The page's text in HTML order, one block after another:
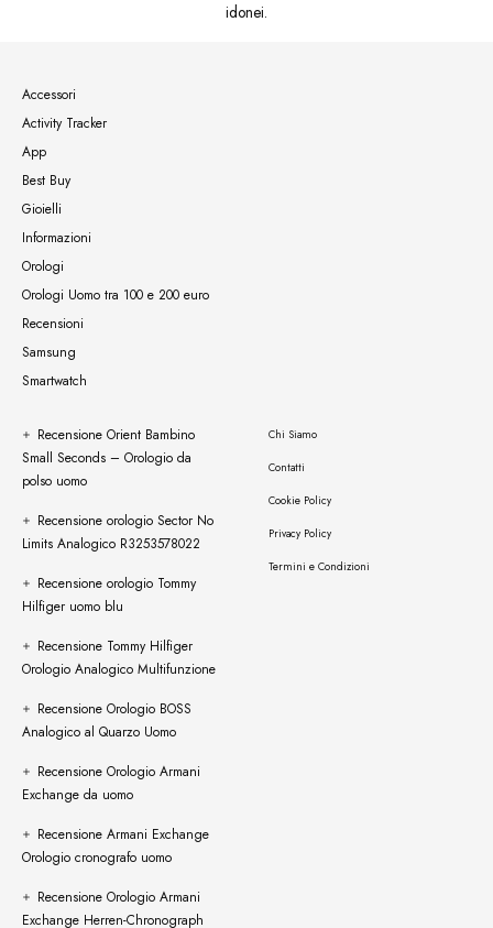
idonei.
Accessori
Activity Tracker
App
Best Buy
Gioielli
Informazioni
Orologi
Orologi Uomo tra 100 e 200 euro
Recensioni
Samsung
Smartwatch
Recensione Orient Bambino
Small Seconds – Orologio da
polso uomo
Recensione orologio Sector No
Limits Analogico R3253578022
Recensione orologio Tommy
Hilfiger uomo blu
Recensione Tommy Hilfiger
Orologio Analogico Multifunzione
Recensione Orologio BOSS
Analogico al Quarzo Uomo
Recensione Orologio Armani
Exchange da uomo
Recensione Armani Exchange
Orologio cronografo uomo
Recensione Orologio Armani
Exchange Herren-Chronograph
Chi Siamo
Contatti
Cookie Policy
Privacy Policy
Termini e Condizioni